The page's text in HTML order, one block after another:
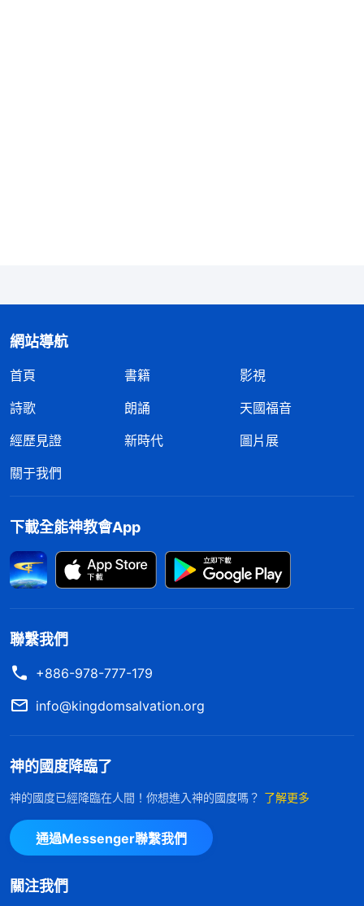
作的旗號而追求個人的名利地位，搞自己的經營，搞
自己的小團體、小王國，這樣的人是在盡本分嗎？他
們所作的工作實質上就是打岔、攪擾、破壞教會工
生命進入，攔阻神選民進入信神正軌，把神選民帶入
作帶來的是什麽？是攪擾，是破壞，也是拆毁。這就
是人追求名利地位所帶來的後果。他們這樣盡本分可
不可以定義為走敵基督道路呢？神讓人放下名利地位
并不是不給人自由選擇的權利，而是因為人在追求名
利地位的同時也在打岔攪擾教會的工作與神選民的生
命進入，甚至能影響到更多的人吃喝神話明白真理達
位的時候，絶對不會追求真理，絶對不會忠心地盡好
本分，只能是為名利地位説話做事，所作的一切工作
也毫不例外的是為着名利地位，這種行為、做法毫無
疑問的就是走敵基督道路，就是在打岔攪擾神的作
工，造成的種種後果都是在攔阻國度福音的擴展、攔
阻神的旨意在教會中通行。所以可以確定地説，追求
神跟神唱反調，是配合撒但在抵擋神與神對立，這就
網站導航
首頁 書籍
影視
詩歌
朗誦
天國福音
經歷見證
新時代
圖片展
關于我們
下載全能神教會App
聯繫我們
+886-978-777-179
info@kingdomsalvation.org
神的國度降臨了
神的國度已經降臨在人間！你想進入神的國度嗎？ 了解更多
通過Messenger聯繫我們
關注我們